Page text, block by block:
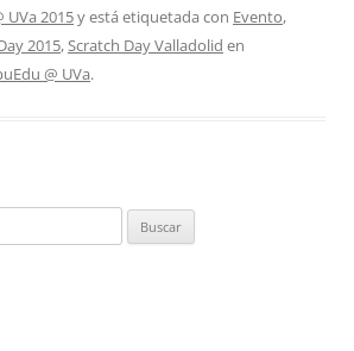
UVa 2015y está etiquetada con Evento,
2015, Scratch Day Valladolid en
@ UVa.